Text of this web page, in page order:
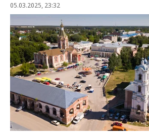
05.03.2025, 23:32